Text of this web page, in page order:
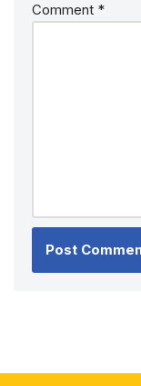
Comment *